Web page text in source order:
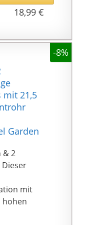
Ringe
dient zur
an
jedem
in
um
zu
auf
18,99 €
-8%
mit 21,5
Garden
& 2
mit
hohen